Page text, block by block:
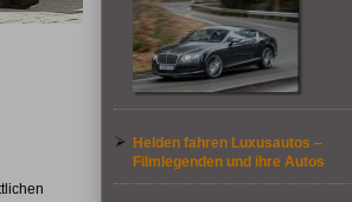
Helden fahren Luxusautos –
Filmlegenden und ihre Autos